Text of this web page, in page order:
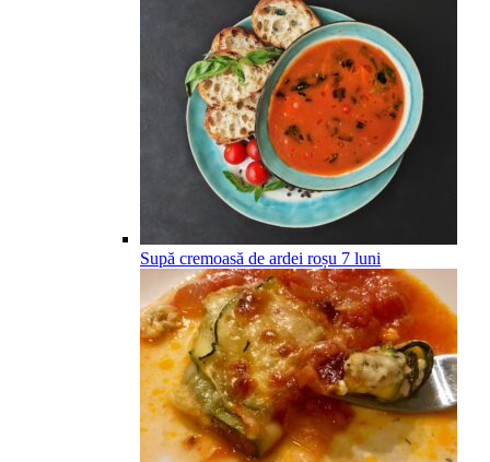
Supă cremoasă de ardei roșu 7 luni